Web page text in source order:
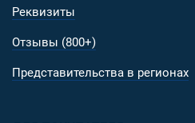
Реквизиты
Отзывы (800+)
Представительства в регионах